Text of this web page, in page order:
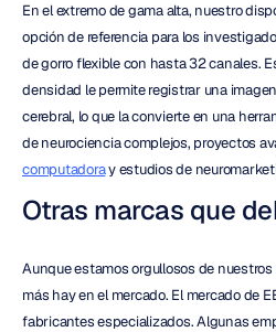
En el extremo de gama alta, nuestro
opción de referencia para los
de gorro flexible con hasta 32 canales.
densidad le permite registrar una
cerebral, lo que la convierte en una
de neurociencia complejos, proyectos
computadora y estudios de
Otras marcas que
Aunque estamos orgullosos de
más hay en el mercado. El mercado de
fabricantes especializados. Algunas